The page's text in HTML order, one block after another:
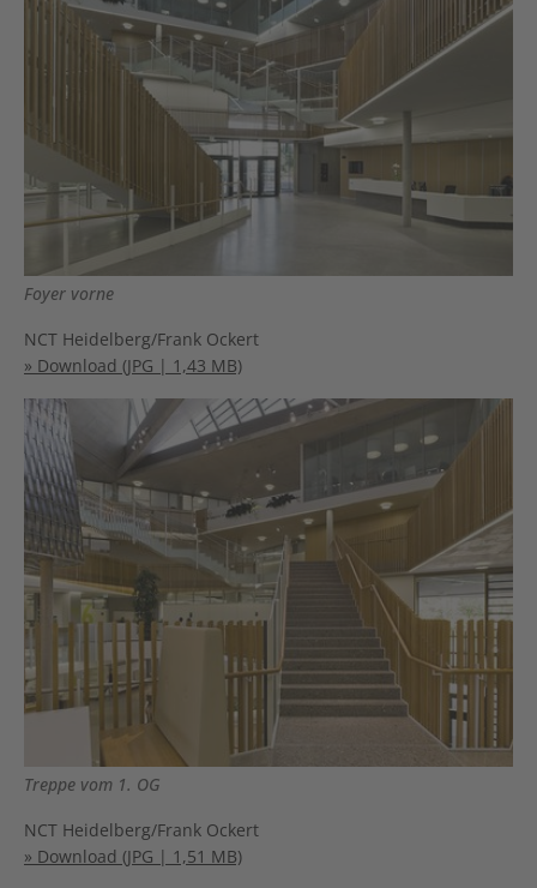
Foyer vorne
NCT Heidelberg/Frank Ockert
» Download (JPG | 1,43 MB)
Treppe vom 1. OG
NCT Heidelberg/Frank Ockert
» Download (JPG | 1,51 MB)